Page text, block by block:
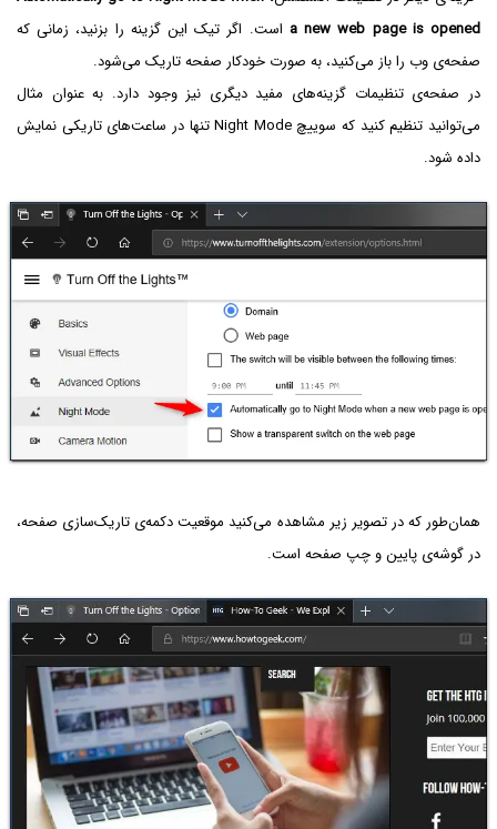
a new web page is opened است. اگر تیک این گزینه را بزنید، زمانی که
صفحه‌ی وب را باز می‌کنید، به صورت خودکار صفحه تاریک می‌شود.
در صفحه‌ی تنظیمات گزینه‌های مفید دیگری نیز وجود دارد. به عنوان مثال
می‌توانید تنظیم کنید که سوییچ Night Mode تنها در ساعت‌های تاریکی نمایش
داده شود.
همان‌طور که در تصویر زیر مشاهده می‌کنید موقعیت دکمه‌ی تاریک‌سازی صفحه،
در گوشه‌ی پایین و چپ صفحه است.